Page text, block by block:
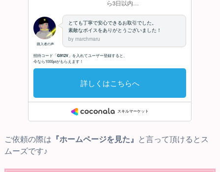
ご依頼の際は 『ホームページを見た』
と言って頂けるとス
ムーズです♪